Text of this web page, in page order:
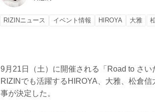
RIZINニュース イベント情報 HIROYA 大雅
9月21日（土）に開催される「Road to さ
RIZINでも活躍するHIROYA、大雅、松倉
事が決定した。